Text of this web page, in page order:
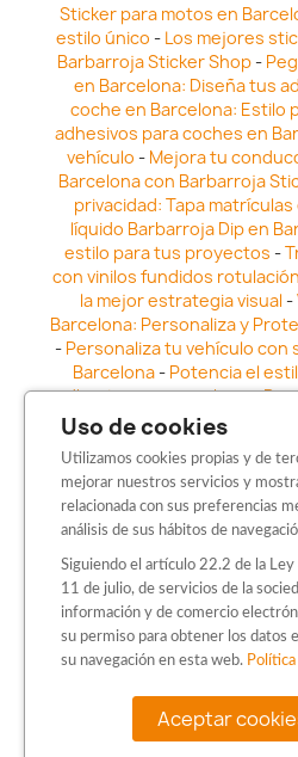
Sticker para motos en
estilo único - Los mejores
Barbarroja Sticker Shop-
en Barcelona: Diseña tus
coche en Barcelona: Estilo
adhesivos para coches en
vehículo - Mejora tu
Barcelona con Barbarroja
privacidad: Tapa
líquido Barbarroja Dip en
estilo para tus proyectos -
con vinilos fundidos
la mejor estrategia visual -
Barcelona: Personaliza y
- Personaliza tu vehículo con
Barcelona- Potencia el
adhesivos para coche en
calles: Los Mejores
Vinilo para faros
la Estética y Seguridad del
vehículo con los vinilos
Barcelona-Explora la
Vinilo líquido barbarroja dip en
tu vehículo con estilo: Kits
Barcelona-Personaliza tu
para coche en Barcelona-
Pegatinas personalizadas en
distinción: Los Mejores
en movimiento: Sticker
Personalización sobre
en
Uso de cookies
Utilizamos cookies propias y de
mejorar nuestros servicios y
relacionada con sus preferencias
análisis de sus hábitos de
Siguiendo el artículo 22.2 de la
11 de julio, de servicios de la
información y de comercio
su permiso para obtener los datos
su navegación en esta web.
Aceptar